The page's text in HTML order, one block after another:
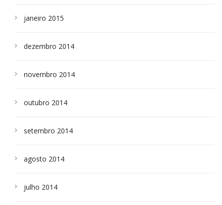
janeiro 2015
dezembro 2014
novembro 2014
outubro 2014
setembro 2014
agosto 2014
julho 2014